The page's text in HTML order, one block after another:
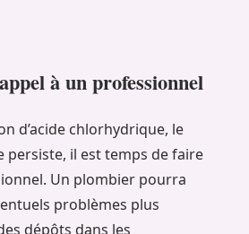
à un professionnel
d’acide chlorhydrique, le
il est temps de faire
Un plombier pourra
problèmes plus
dépôts dans les